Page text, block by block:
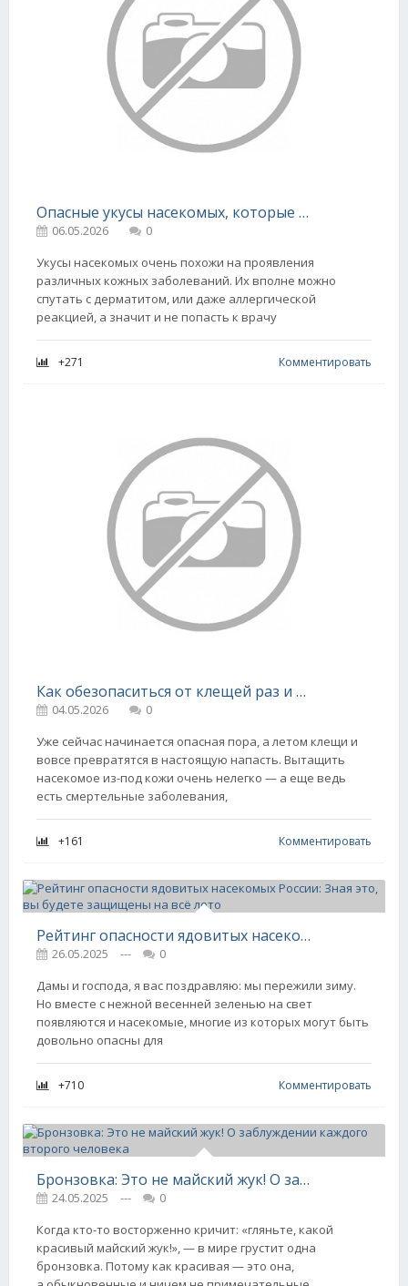
Опасные укусы насекомых, которые знать необходимо
06.05.2026
0
Укусы насекомых очень похожи на проявления
различных кожных заболеваний. Их вполне можно
спутать с дерматитом, или даже аллергической
реакцией, а значит и не попасть к врачу
+271 Комментировать
Как обезопаситься от клещей раз и навсегда
04.05.2026
0
Уже сейчас начинается опасная пора, а летом клещи и
вовсе превратятся в настоящую напасть. Вытащить
насекомое из-под кожи очень нелегко — а еще ведь
есть смертельные заболевания,
+161 Комментировать
Рейтинг опасности ядовитых насекомых России: Зная это, вы будете защищены на всё лето
26.05.2025 ---
0
Дамы и господа, я вас поздравляю: мы пережили зиму.
Но вместе с нежной весенней зеленью на свет
появляются и насекомые, многие из которых могут быть
довольно опасны для
+710 Комментировать
Бронзовка: Это не майский жук! О заблуждении каждого второго человека
24.05.2025 ---
0
Когда кто-то восторженно кричит: «гляньте, какой
красивый майский жук!», — в мире грустит одна
бронзовка. Потому как красивая — это она,